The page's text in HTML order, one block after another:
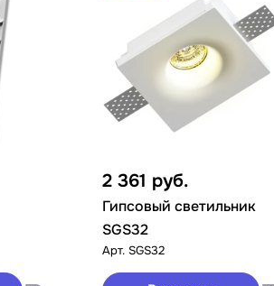
2 361 руб.
Гипсовый светильник
SGS32
Арт. SGS32